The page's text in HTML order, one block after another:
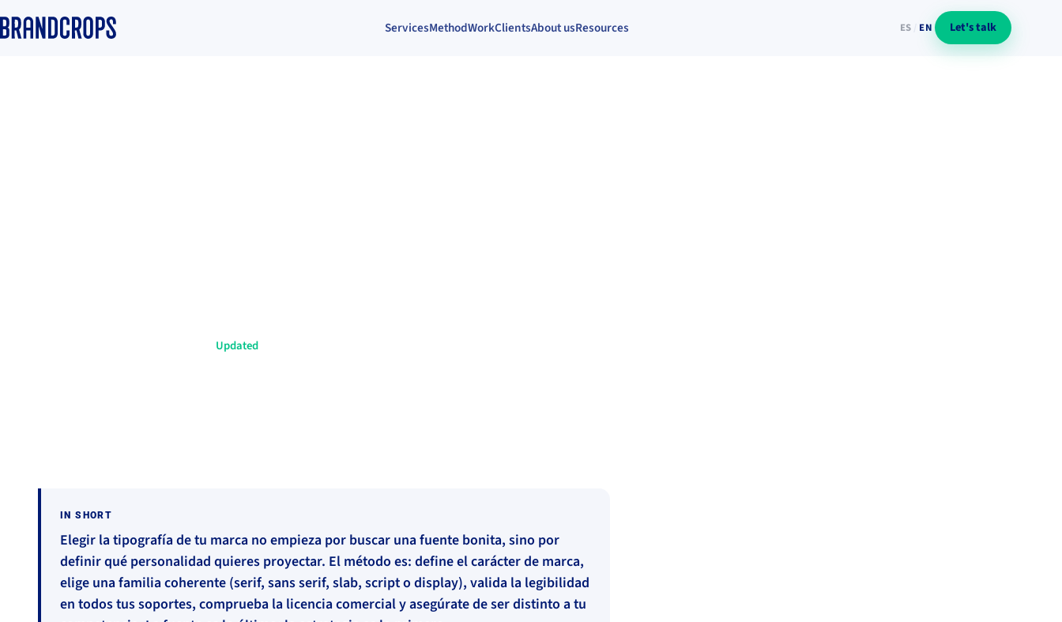
ServicesMethodWorkClientsAbout usResources ES EN Let's talk
Updated
IN SHORT
Elegir la tipografía de tu marca no empieza por buscar una fuente bonita, sino por
definir qué personalidad quieres proyectar. El método es: define el carácter de marca,
elige una familia coherente (serif, sans serif, slab, script o display), valida la legibilidad
en todos tus soportes, comprueba la licencia comercial y asegúrate de ser distinto a tu